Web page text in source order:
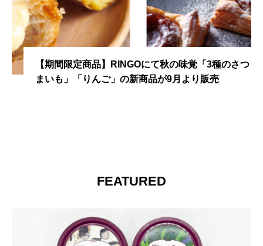
【期間限定商品】RINGOにて秋の味覚「3種のさつ
まいも」「りんご」の新商品が9月より販売
FEATURED